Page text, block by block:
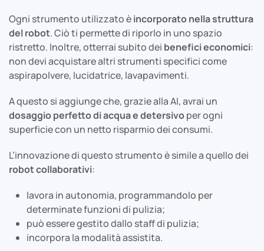
Ogni strumento utilizzato èincorporato nella struttura
del robot. Ciò ti permette di riporlo in uno spazio
ristretto. Inoltre, otterrai subito dei benefici economici:
non devi acquistare altri strumenti specifici come
aspirapolvere, lucidatrice, lavapavimenti.
A questo si aggiunge che, grazie alla AI, avrai un
dosaggio perfettodi acqua e detersivoper ogni
superficie con un netto risparmio dei consumi.
L’innovazione di questo strumento è simile a quello dei
robot collaborativi:
lavora in autonomia, programmandolo per
determinate funzioni di pulizia;
può essere gestito dallo staff di pulizia;
incorpora la modalità assistita.